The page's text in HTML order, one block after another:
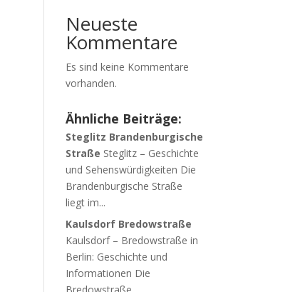
Neueste
Kommentare
Es sind keine Kommentare
vorhanden.
Ähnliche Beiträge:
Steglitz Brandenburgische
Straße Steglitz – Geschichte
und Sehenswürdigkeiten Die
Brandenburgische Straße
liegt im...
Kaulsdorf Bredowstraße
Kaulsdorf – Bredowstraße in
Berlin: Geschichte und
Informationen Die